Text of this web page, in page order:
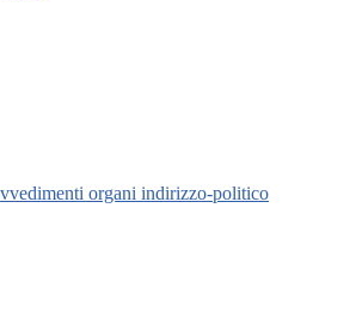
organi indirizzo-politico